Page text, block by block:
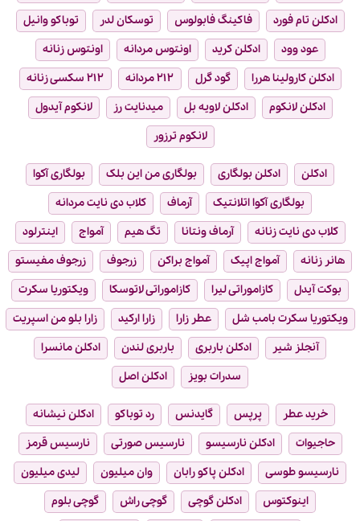
ادکلن تام فورد
فاکینگ فابولوس توسکان لدر
توباکو وانیل
عود وود
ادکلن کرید اونتوس مردانه
اونتوس زنانه
ادکلن کارولینا هررا
گود گرل ۲۱۲ مردانه
۲۱۲ سکسی زنانه
ادکلن لانکوم
ادکلن لاویه بل میدنایت رز
لانکوم آیدول
لانکوم ترزور
ادکلن ادکلن بولگاری بولگاری من این بلک
بولگاری آکوا
بولگاری آکوا اتلانتیک
آرماف
کلاب دی نایت مردانه
کلاب دی نایت زنانه
آرماف ونتانا تگ هیم آمواج
اینترلود
هانر زنانه
آمواج اپیک آمواج براکن زرجوف
زرجوف مفیستو
بوکت آیدل
کازاموراتی لیرا کازاموراتی لاتوسکا
ویکتوریا سکرت
ویکتوریا سکرت بامب شل
عطر زارا زارا ارکید
زارا بلو من اسپریت
آنجلز شیر
ادکلن باربری باربری لندن
ادکلن مانسرا
سدرات بویز
ادکلن اصل
خرید عطر پرپس گایدنس رد توباکو
ادکلن نیشانه
حاجیوات
ادکلن نارسیسو نارسیس صورتی
نارسیس قرمز
نارسیسو طوسی
ادکلن پاکو رابان وان میلیون
لیدی میلیون
اینوکتوس
ادکلن گوچی گوچی راش
گوچی بلوم